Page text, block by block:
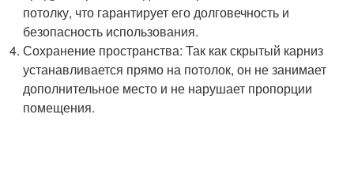
потолку, что гарантирует его долговечность и
безопасность использования.
Сохранение пространства: Так как скрытый карниз
устанавливается прямо на потолок, он не занимает
дополнительное место и не нарушает пропорции
помещения.